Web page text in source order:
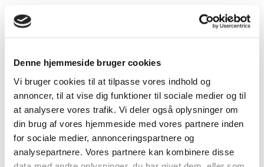
Denne hjemmeside bruger cookies
Vi bruger cookies til at tilpasse vores indhold og
annoncer, til at vise dig funktioner til sociale medier og til
at analysere vores trafik. Vi deler også oplysninger om
din brug af vores hjemmeside med vores partnere inden
for sociale medier, annonceringspartnere og
analysepartnere. Vores partnere kan kombinere disse
vished om, at en fuld tank vil bringe dig derhen,
behøver du aldrig at bekymre dig om, hvor du
næste gang kan tanke op; du skal bare køre til
den nærmeste offentlige stikkontakt og fylde op,
når det passer dig.